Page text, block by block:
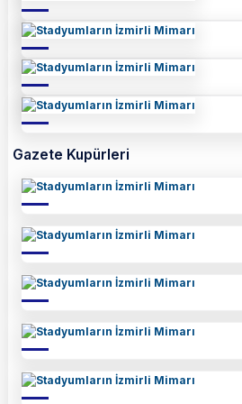
Gazete Kupürleri